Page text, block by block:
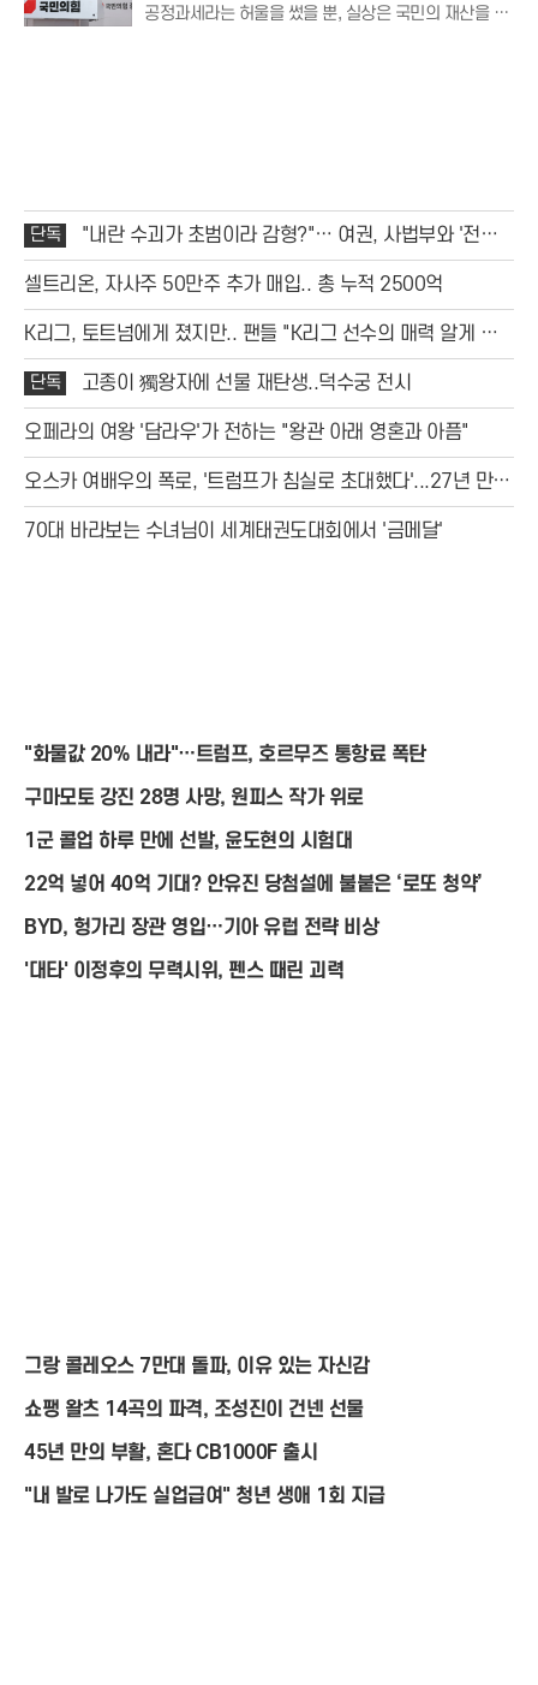
공정과세라는 허울을 썼을 뿐, 실상은 국민의 재산을 무
단독
전' 선포
셀트리온, 자사주 50만주 추가 매입.. 총 누적 2500억
K리그, 토트넘에게 졌지만.. 팬들 "K리그 선수의 매력 알게 됐
다"
단독 고종이 獨왕자에 선물 재탄생..덕수궁 전시
오페라의 여왕 '담라우'가 전하는 "왕관 아래 영혼과 아픔"
오스카 여배우의 폭로, '트럼프가 침실로 초대했다'...27년 만에
밝혀진 충격 스캔들
70대 바라보는 수녀님이 세계태권도대회에서 '금메달'
"화물값 20% 내라"…트럼프, 호르무즈 통항료 폭탄
구마모토 강진 28명 사망, 원피스 작가 위로
1군 콜업 하루 만에 선발, 윤도현의 시험대
22억 넣어 40억 기대? 안유진 당첨설에 불붙은 ‘로또 청약’
BYD, 헝가리 장관 영입…기아 유럽 전략 비상
'대타' 이정후의 무력시위, 펜스 때린 괴력
그랑 콜레오스 7만대 돌파, 이유 있는 자신감
쇼팽 왈츠 14곡의 파격, 조성진이 건넨 선물
45년 만의 부활, 혼다 CB1000F 출시
"내 발로 나가도 실업급여" 청년 생애 1회 지급